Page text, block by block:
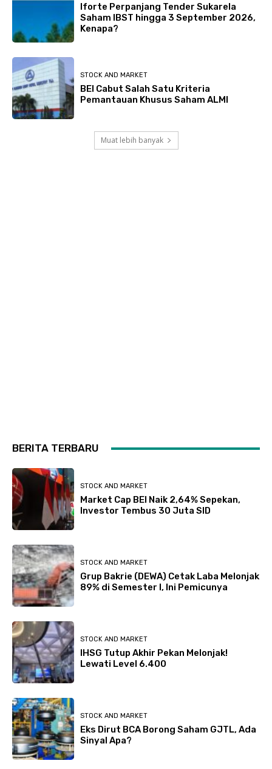
Iforte Perpanjang Tender Sukarela
Saham IBST hingga 3 September 2026,
Kenapa?
STOCK AND MARKET
BEI Cabut Salah Satu Kriteria
Pemantauan Khusus Saham ALMI
Muat lebih banyak
BERITA TERBARU
STOCK AND MARKET
Market Cap BEI Naik 2,64% Sepekan,
Investor Tembus 30 Juta SID
STOCK AND MARKET
Grup Bakrie (DEWA) Cetak Laba Melonjak
89% di Semester I, Ini Pemicunya
STOCK AND MARKET
IHSG Tutup Akhir Pekan Melonjak!
Lewati Level 6.400
STOCK AND MARKET
Eks Dirut BCA Borong Saham GJTL, Ada
Sinyal Apa?